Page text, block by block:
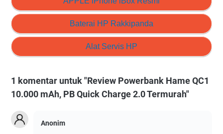
Baterai HP Rakkipanda
Alat Servis HP
1 komentar untuk "Review Powerbank Hame QC1
10.000 mAh, PB Quick Charge 2.0 Termurah"
Anonim